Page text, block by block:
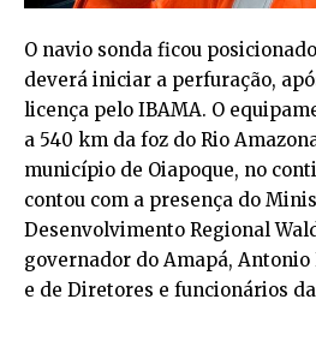
O navio sonda ficou
deverá iniciar a perfuração,
licença pelo IBAMA. O
a 540 km da foz do Rio
município de Oiapoque, no
contou com a presença do
Desenvolvimento Regional
governador do Amapá,
e de Diretores e funcionários